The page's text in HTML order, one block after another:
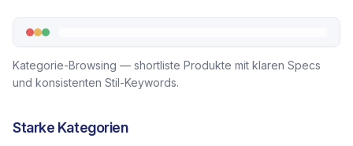
Kategorie-Browsing — shortliste Produkte mit klaren Specs
und konsistenten Stil-Keywords.
Starke Kategorien